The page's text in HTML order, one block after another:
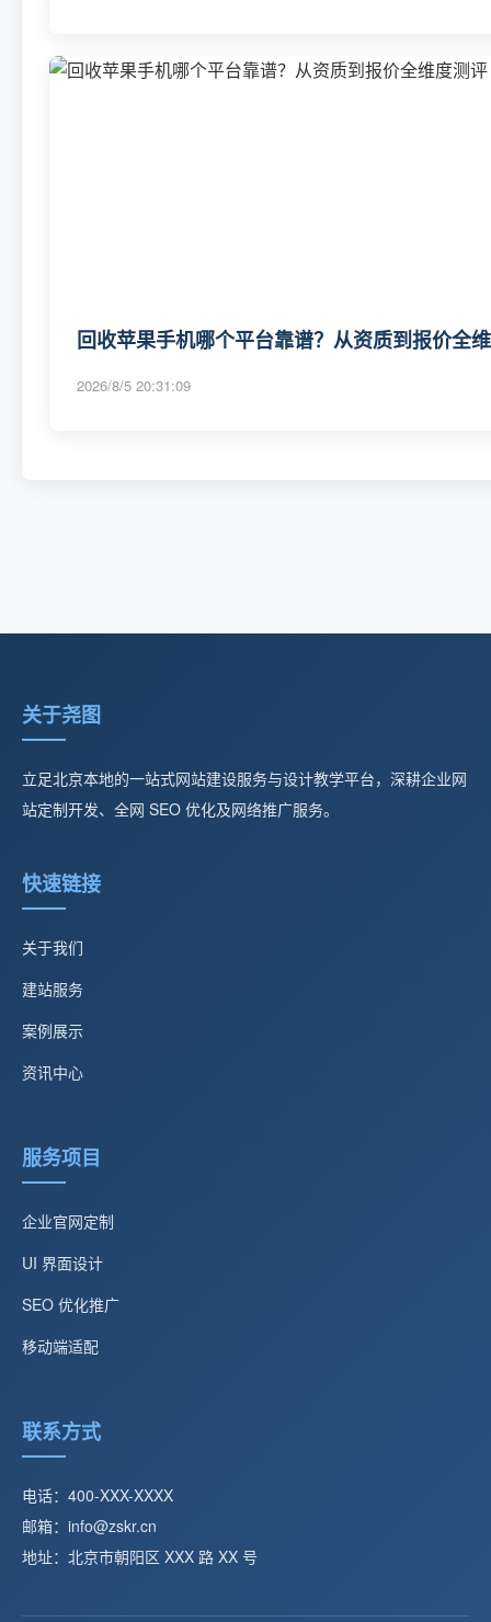
回收苹果手机哪个平台靠谱？从资质到报价全
2026/8/5 20:31:09
关于尧图
立足北京本地的一站式网站建设服务与设计教学平台，深耕企业网
站定制开发、全网 SEO 优化及网络推广服务。
快速链接
关于我们
建站服务
案例展示
资讯中心
服务项目
企业官网定制
UI 界面设计
SEO 优化推广
移动端适配
联系方式
电话：400-XXX-XXXX
邮箱：info@zskr.cn
地址：北京市朝阳区 XXX 路 XX 号